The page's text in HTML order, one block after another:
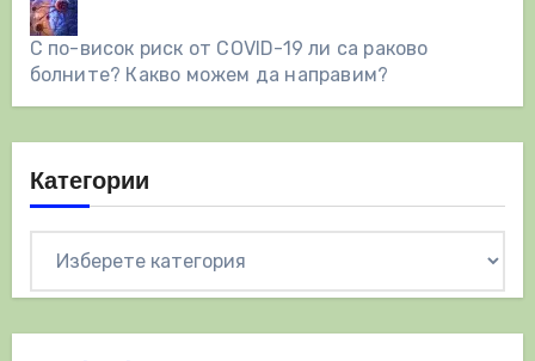
С по-висок риск от COVID-19 ли са раково
болните? Какво можем да направим?
Категории